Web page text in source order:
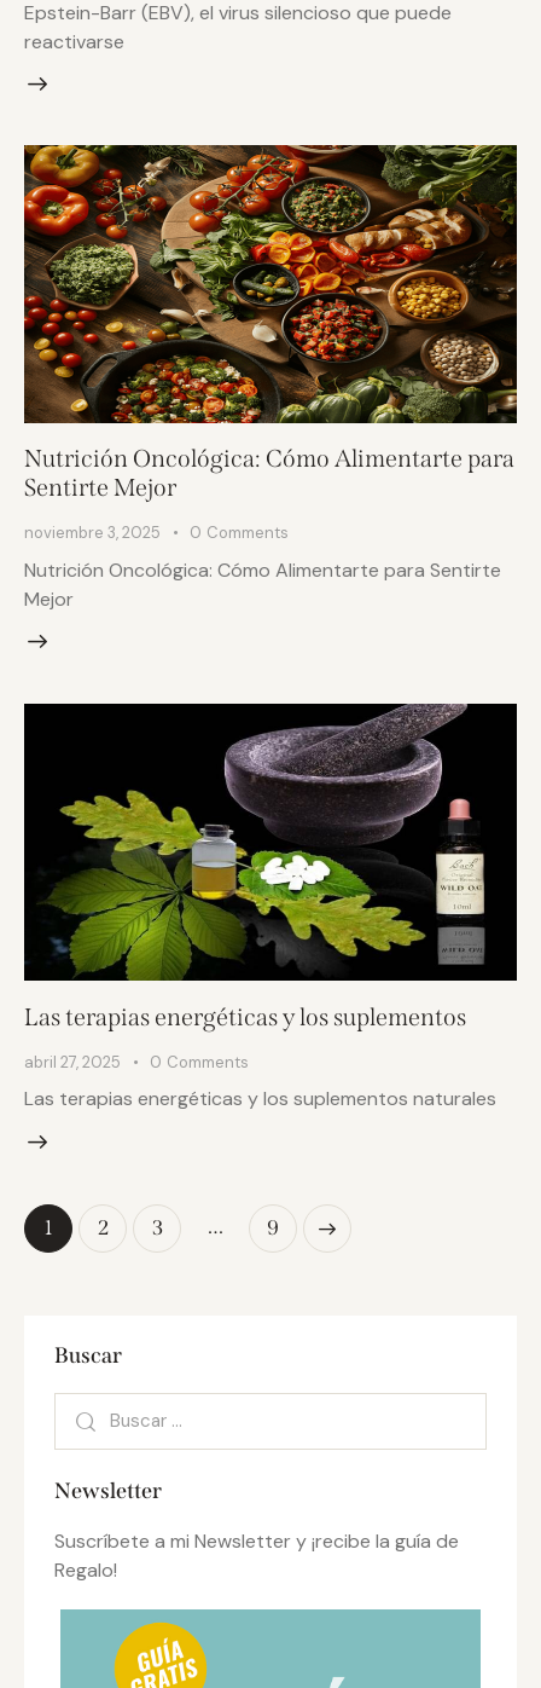
Epstein-Barr (EBV), el virus silencioso que puede
reactivarse
Nutrición Oncológica: Cómo Alimentarte para
Sentirte Mejor
noviembre 3, 2025 0 Comments
Nutrición Oncológica: Cómo Alimentarte para Sentirte
Mejor
Las terapias energéticas y los suplementos
abril 27, 2025 0 Comments
Las terapias energéticas y los suplementos naturales
1 2 3 … 9
>
Buscar
Newsletter
Suscríbete a mi Newsletter y ¡recibe la guía de
Regalo!